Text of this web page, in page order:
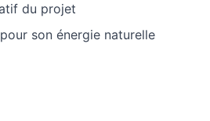
du projet
son énergie naturelle